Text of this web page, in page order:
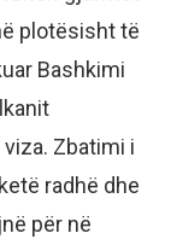
plotësisht të
Bashkimi
Zbatimi i
radhë dhe
për në